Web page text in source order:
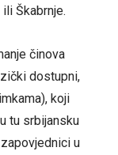
Škabrnje.
činova
dostupni,
koji
tu srbijansku
u